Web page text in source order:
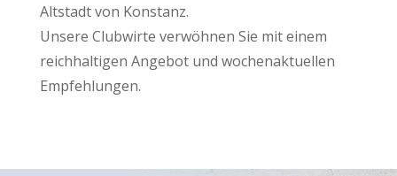
Altstadt von Konstanz.
Unsere Clubwirte verwöhnen Sie mit einem
reichhaltigen Angebot und wochenaktuellen
Empfehlungen.